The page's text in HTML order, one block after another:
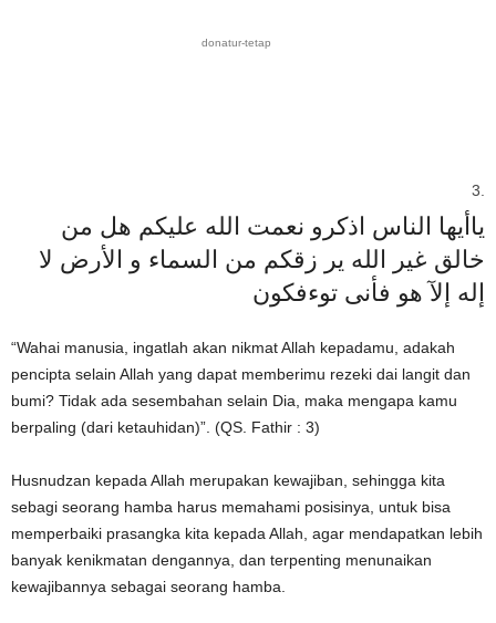
donatur-tetap
ياأيها الناس اذكرو نعمت الله عليكم هل من
خالق غير الله ير زقكم من السماء و الأرض لا
إله إلآ هو فأنى توءفكون
“Wahai manusia, ingatlah akan nikmat Allah kepadamu, adakah
pencipta selain Allah yang dapat memberimu rezeki dai langit dan
bumi? Tidak ada sesembahan selain Dia, maka mengapa kamu
berpaling (dari ketauhidan)”. (QS. Fathir : 3)
Husnudzan kepada Allah merupakan kewajiban, sehingga kita
sebagi seorang hamba harus memahami posisinya, untuk bisa
memperbaiki prasangka kita kepada Allah, agar mendapatkan lebih
banyak kenikmatan dengannya, dan terpenting menunaikan
kewajibannya sebagai seorang hamba.